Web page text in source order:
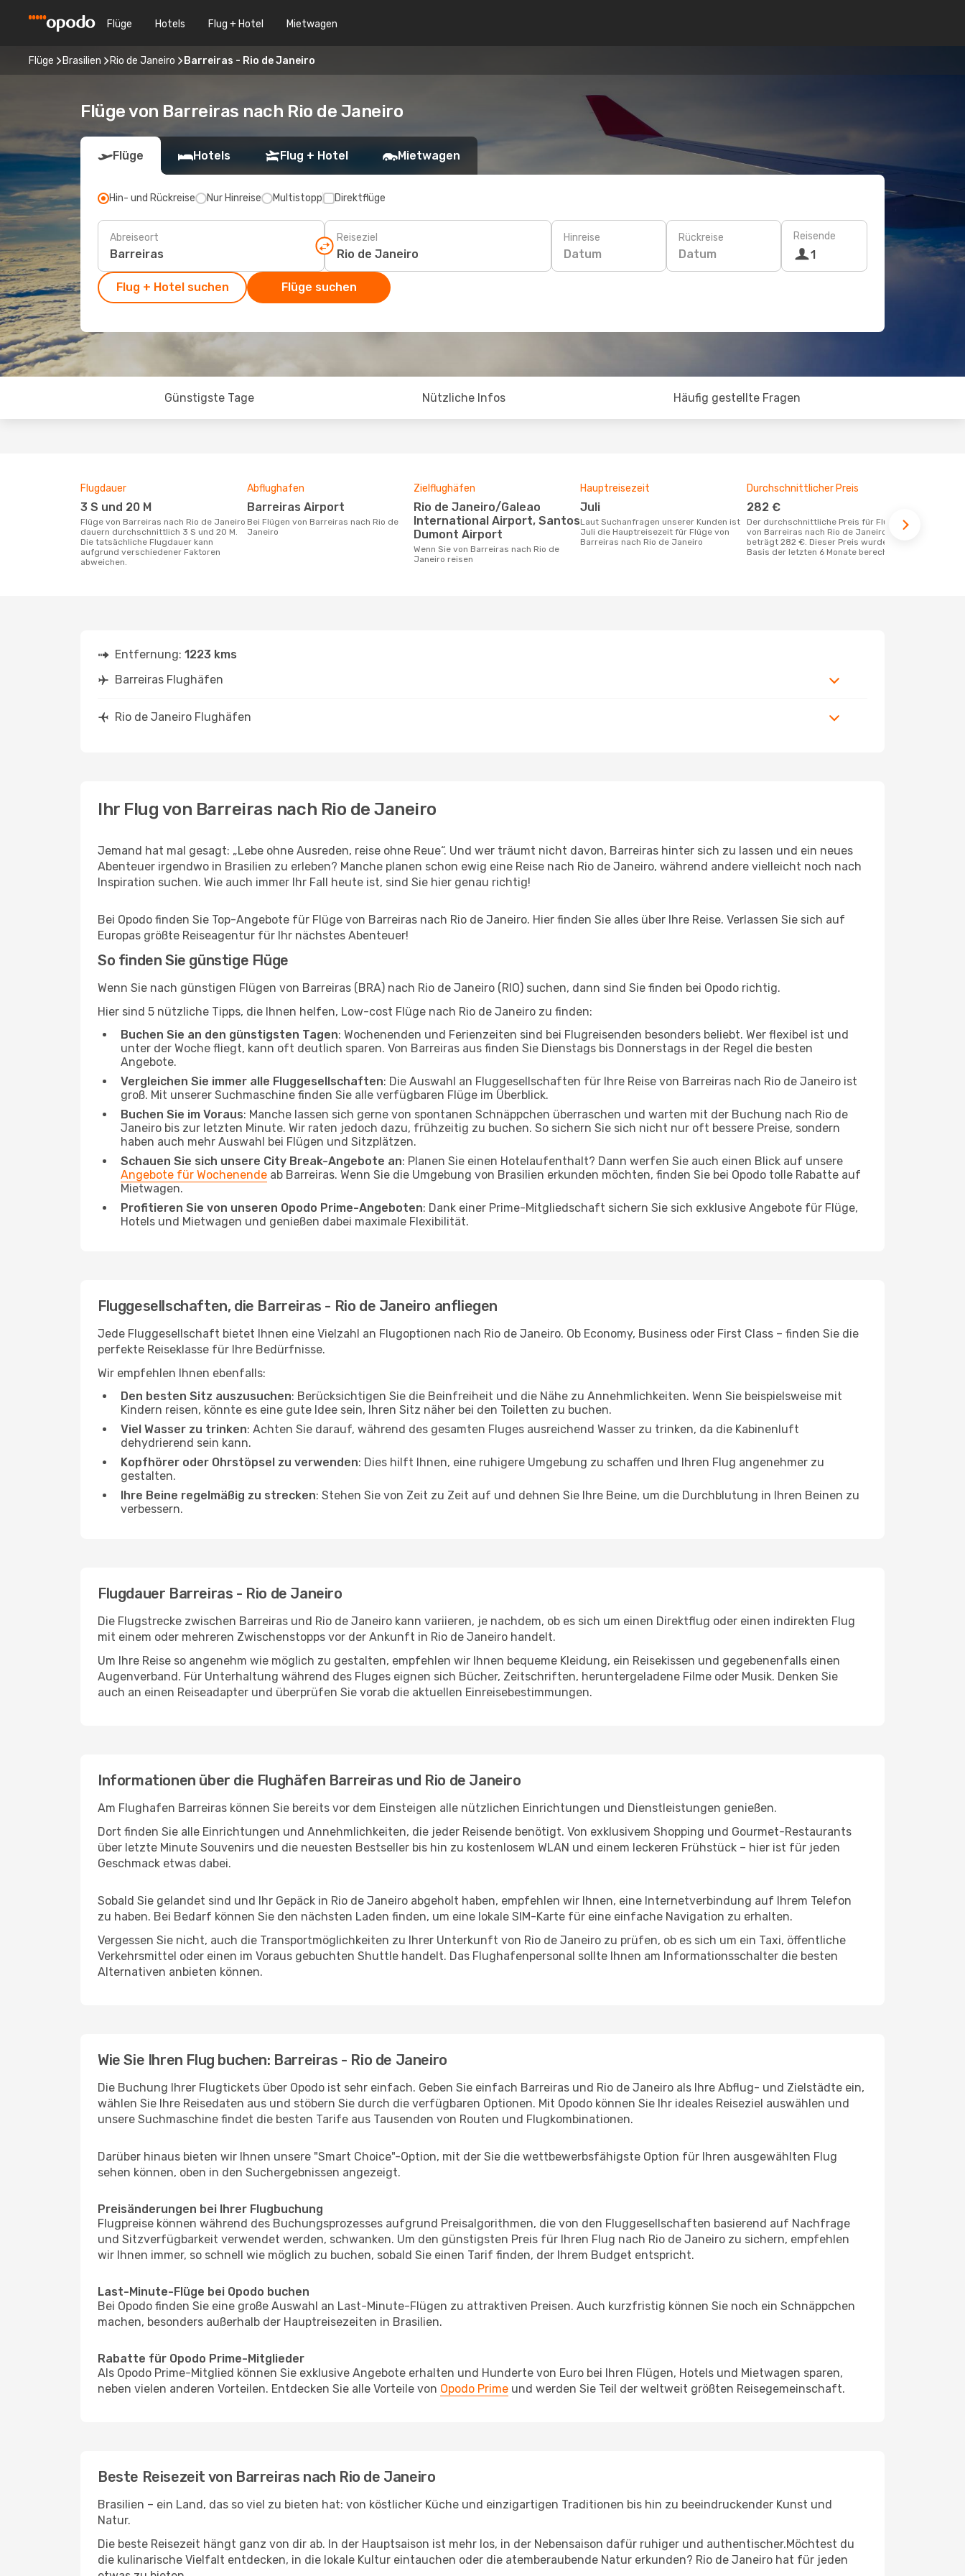
Flüge Hotels Flug + Hotel Mietwagen
Flüge Brasilien Rio de Janeiro Barreiras - Rio de Janeiro
Flüge von Barreiras nach Rio de Janeiro
Flüge Hotels Flug + Hotel Mietwagen
Hin- und Rückreise Nur Hinreise Multistopp Direktflüge
Abreiseort Reiseziel Hinreise
Datum
Rückreise
Datum
Reisende
1
Flug + Hotel suchen Flüge suchen
Günstigste Tage Nützliche Infos Häufig gestellte Fragen
Flugdauer
3 S und 20 M
Flüge von Barreiras nach Rio de Janeiro
dauern durchschnittlich 3 S und 20 M.
Die tatsächliche Flugdauer kann
aufgrund verschiedener Faktoren
abweichen.
Abflughafen
Barreiras Airport
Bei Flügen von Barreiras nach Rio de
Janeiro
Zielflughäfen
Rio de Janeiro/Galeao
International Airport, Santos
Dumont Airport
Wenn Sie von Barreiras nach Rio de
Janeiro reisen
Hauptreisezeit
Juli
Laut Suchanfragen unserer Kunden ist
Juli die Hauptreisezeit für Flüge von
Barreiras nach Rio de Janeiro
Durchschnittlicher Preis
282 €
Der durchschnittliche Preis für Flüge
von Barreiras nach Rio de Janeiro
beträgt 282 €. Dieser Preis wurde auf
Basis der letzten 6 Monate berechnet.
Entfernung: 1223 kms
Barreiras Flughäfen
Rio de Janeiro Flughäfen
Ihr Flug von Barreiras nach Rio de Janeiro
Jemand hat mal gesagt: „Lebe ohne Ausreden, reise ohne Reue“. Und wer träumt nicht davon, Barreiras hinter sich zu lassen und ein neues
Abenteuer irgendwo in Brasilien zu erleben? Manche planen schon ewig eine Reise nach Rio de Janeiro, während andere vielleicht noch nach
Inspiration suchen. Wie auch immer Ihr Fall heute ist, sind Sie hier genau richtig!
Bei Opodo finden Sie Top-Angebote für Flüge von Barreiras nach Rio de Janeiro. Hier finden Sie alles über Ihre Reise. Verlassen Sie sich auf
Europas größte Reiseagentur für Ihr nächstes Abenteuer!
So finden Sie günstige Flüge
Wenn Sie nach günstigen Flügen von Barreiras (BRA) nach Rio de Janeiro (RIO) suchen, dann sind Sie finden bei Opodo richtig.
Hier sind 5 nützliche Tipps, die Ihnen helfen, Low-cost Flüge nach Rio de Janeiro zu finden:
Buchen Sie an den günstigsten Tagen: Wochenenden und Ferienzeiten sind bei Flugreisenden besonders beliebt. Wer flexibel ist und
unter der Woche fliegt, kann oft deutlich sparen. Von Barreiras aus finden Sie Dienstags bis Donnerstags in der Regel die besten
Angebote.
Vergleichen Sie immer alle Fluggesellschaften: Die Auswahl an Fluggesellschaften für Ihre Reise von Barreiras nach Rio de Janeiro ist
groß. Mit unserer Suchmaschine finden Sie alle verfügbaren Flüge im Überblick.
Buchen Sie im Voraus: Manche lassen sich gerne von spontanen Schnäppchen überraschen und warten mit der Buchung nach Rio de
Janeiro bis zur letzten Minute. Wir raten jedoch dazu, frühzeitig zu buchen. So sichern Sie sich nicht nur oft bessere Preise, sondern
haben auch mehr Auswahl bei Flügen und Sitzplätzen.
Schauen Sie sich unsere City Break-Angebote an: Planen Sie einen Hotelaufenthalt? Dann werfen Sie auch einen Blick auf unsere
Angebote für Wochenende ab Barreiras. Wenn Sie die Umgebung von Brasilien erkunden möchten, finden Sie bei Opodo tolle Rabatte auf
Mietwagen.
Profitieren Sie von unseren Opodo Prime-Angeboten: Dank einer Prime-Mitgliedschaft sichern Sie sich exklusive Angebote für Flüge,
Hotels und Mietwagen und genießen dabei maximale Flexibilität.
Fluggesellschaften, die Barreiras - Rio de Janeiro anfliegen
Jede Fluggesellschaft bietet Ihnen eine Vielzahl an Flugoptionen nach Rio de Janeiro. Ob Economy, Business oder First Class – finden Sie die
perfekte Reiseklasse für Ihre Bedürfnisse.
Wir empfehlen Ihnen ebenfalls:
Den besten Sitz auszusuchen: Berücksichtigen Sie die Beinfreiheit und die Nähe zu Annehmlichkeiten. Wenn Sie beispielsweise mit
Kindern reisen, könnte es eine gute Idee sein, Ihren Sitz näher bei den Toiletten zu buchen.
Viel Wasser zu trinken: Achten Sie darauf, während des gesamten Fluges ausreichend Wasser zu trinken, da die Kabinenluft
dehydrierend sein kann.
Kopfhörer oder Ohrstöpsel zu verwenden: Dies hilft Ihnen, eine ruhigere Umgebung zu schaffen und Ihren Flug angenehmer zu
gestalten.
Ihre Beine regelmäßig zu strecken: Stehen Sie von Zeit zu Zeit auf und dehnen Sie Ihre Beine, um die Durchblutung in Ihren Beinen zu
verbessern.
Flugdauer Barreiras - Rio de Janeiro
Die Flugstrecke zwischen Barreiras und Rio de Janeiro kann variieren, je nachdem, ob es sich um einen Direktflug oder einen indirekten Flug
mit einem oder mehreren Zwischenstopps vor der Ankunft in Rio de Janeiro handelt.
Um Ihre Reise so angenehm wie möglich zu gestalten, empfehlen wir Ihnen bequeme Kleidung, ein Reisekissen und gegebenenfalls einen
Augenverband. Für Unterhaltung während des Fluges eignen sich Bücher, Zeitschriften, heruntergeladene Filme oder Musik. Denken Sie
auch an einen Reiseadapter und überprüfen Sie vorab die aktuellen Einreisebestimmungen.
Informationen über die Flughäfen Barreiras und Rio de Janeiro
Am Flughafen Barreiras können Sie bereits vor dem Einsteigen alle nützlichen Einrichtungen und Dienstleistungen genießen.
Dort finden Sie alle Einrichtungen und Annehmlichkeiten, die jeder Reisende benötigt. Von exklusivem Shopping und Gourmet-Restaurants
über letzte Minute Souvenirs und die neuesten Bestseller bis hin zu kostenlosem WLAN und einem leckeren Frühstück – hier ist für jeden
Geschmack etwas dabei.
Sobald Sie gelandet sind und Ihr Gepäck in Rio de Janeiro abgeholt haben, empfehlen wir Ihnen, eine Internetverbindung auf Ihrem Telefon
zu haben. Bei Bedarf können Sie den nächsten Laden finden, um eine lokale SIM-Karte für eine einfache Navigation zu erhalten.
Vergessen Sie nicht, auch die Transportmöglichkeiten zu Ihrer Unterkunft von Rio de Janeiro zu prüfen, ob es sich um ein Taxi, öffentliche
Verkehrsmittel oder einen im Voraus gebuchten Shuttle handelt. Das Flughafenpersonal sollte Ihnen am Informationsschalter die besten
Alternativen anbieten können.
Wie Sie Ihren Flug buchen: Barreiras - Rio de Janeiro
Die Buchung Ihrer Flugtickets über Opodo ist sehr einfach. Geben Sie einfach Barreiras und Rio de Janeiro als Ihre Abflug- und Zielstädte ein,
wählen Sie Ihre Reisedaten aus und stöbern Sie durch die verfügbaren Optionen. Mit Opodo können Sie Ihr ideales Reiseziel auswählen und
unsere Suchmaschine findet die besten Tarife aus Tausenden von Routen und Flugkombinationen.
Darüber hinaus bieten wir Ihnen unsere "Smart Choice"-Option, mit der Sie die wettbewerbsfähigste Option für Ihren ausgewählten Flug
sehen können, oben in den Suchergebnissen angezeigt.
Preisänderungen bei Ihrer Flugbuchung
Flugpreise können während des Buchungsprozesses aufgrund Preisalgorithmen, die von den Fluggesellschaften basierend auf Nachfrage
und Sitzverfügbarkeit verwendet werden, schwanken. Um den günstigsten Preis für Ihren Flug nach Rio de Janeiro zu sichern, empfehlen
wir Ihnen immer, so schnell wie möglich zu buchen, sobald Sie einen Tarif finden, der Ihrem Budget entspricht.
Last-Minute-Flüge bei Opodo buchen
Bei Opodo finden Sie eine große Auswahl an Last-Minute-Flügen zu attraktiven Preisen. Auch kurzfristig können Sie noch ein Schnäppchen
machen, besonders außerhalb der Hauptreisezeiten in Brasilien.
Rabatte für Opodo Prime-Mitglieder
Als Opodo Prime-Mitglied können Sie exklusive Angebote erhalten und Hunderte von Euro bei Ihren Flügen, Hotels und Mietwagen sparen,
neben vielen anderen Vorteilen. Entdecken Sie alle Vorteile von Opodo Prime und werden Sie Teil der weltweit größten Reisegemeinschaft.
Beste Reisezeit von Barreiras nach Rio de Janeiro
Brasilien – ein Land, das so viel zu bieten hat: von köstlicher Küche und einzigartigen Traditionen bis hin zu beeindruckender Kunst und
Natur.
Die beste Reisezeit hängt ganz von dir ab. In der Hauptsaison ist mehr los, in der Nebensaison dafür ruhiger und authentischer.Möchtest du
die kulinarische Vielfalt entdecken, in die lokale Kultur eintauchen oder die atemberaubende Natur erkunden? Rio de Janeiro hat für jeden